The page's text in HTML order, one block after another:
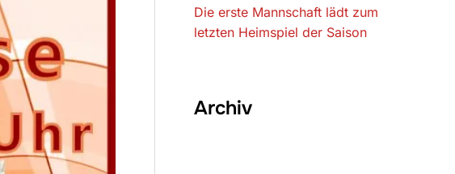
Die erste Mannschaft lädt zum
letzten Heimspiel der Saison
Archiv